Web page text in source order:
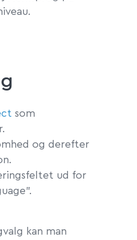
som
og derefter
ud for
kan man